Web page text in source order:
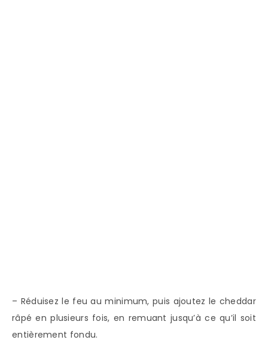
– Réduisez le feu au minimum, puis ajoutez le cheddar
râpé en plusieurs fois, en remuant jusqu’à ce qu’il soit
entièrement fondu.